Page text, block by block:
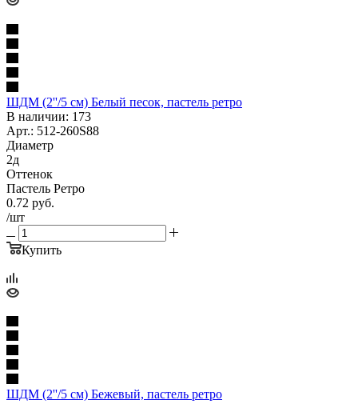
ШДМ (2''/5 см) Белый песок, пастель ретро
В наличии: 173
Арт.: 512-260S88
Диаметр
2д
Оттенок
Пастель Ретро
0.72 руб.
/шт
Купить
ШДМ (2''/5 см) Бежевый, пастель ретро